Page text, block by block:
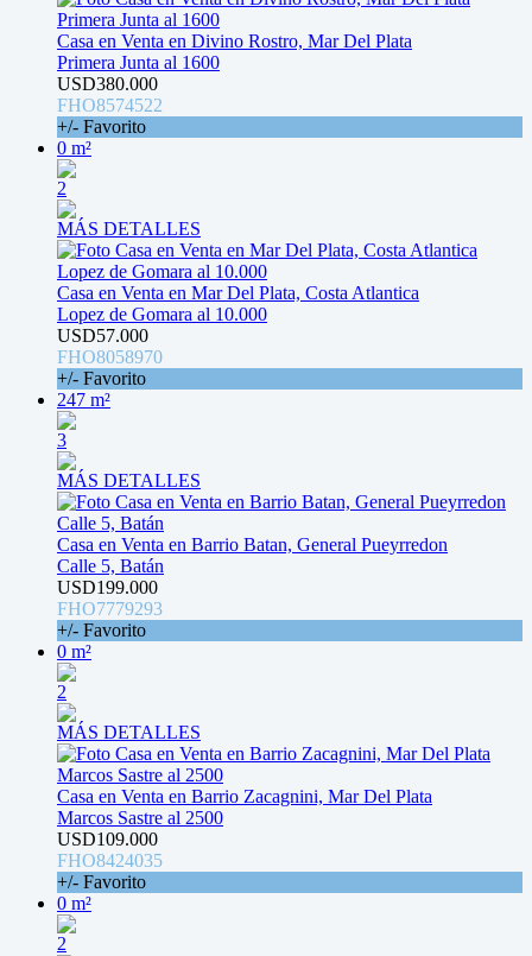
Casa en Venta en Divino Rostro, Mar Del Plata
Primera Junta al 1600
USD380.000
FHO8574522
+/- Favorito
0 m²
2
MÁS DETALLES
Casa en Venta en Mar Del Plata, Costa Atlantica
Lopez de Gomara al 10.000
USD57.000
FHO8058970
+/- Favorito
247 m²
3
MÁS DETALLES
Casa en Venta en Barrio Batan, General Pueyrredon
Calle 5, Batán
USD199.000
FHO7779293
+/- Favorito
0 m²
2
MÁS DETALLES
Casa en Venta en Barrio Zacagnini, Mar Del Plata
Marcos Sastre al 2500
USD109.000
FHO8424035
+/- Favorito
0 m²
2